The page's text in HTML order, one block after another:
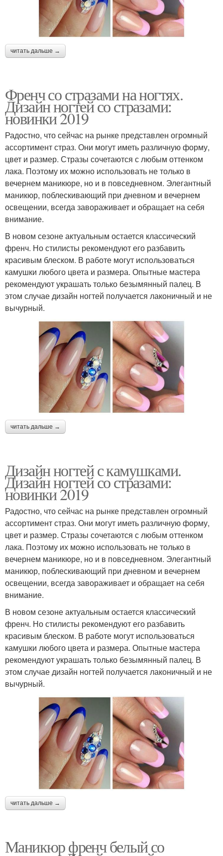
читать дальше →
Френч со стразами на ногтях.
Дизайн ногтей со стразами:
новинки 2019
Радостно, что сейчас на рынке представлен огромный
ассортимент страз. Они могут иметь различную форму,
цвет и размер. Стразы сочетаются с любым оттенком
лака. Поэтому их можно использовать не только в
вечернем маникюре, но и в повседневном. Элегантный
маникюр, поблескивающий при дневном и вечернем
освещении, всегда завораживает и обращает на себя
внимание.
В новом сезоне актуальным остается классический
френч. Но стилисты рекомендуют его разбавить
красивым блеском. В работе могут использоваться
камушки любого цвета и размера. Опытные мастера
рекомендуют украшать только безымянный палец. В
этом случае дизайн ногтей получается лаконичный и не
вычурный.
читать дальше →
Дизайн ногтей с камушками.
Дизайн ногтей со стразами:
новинки 2019
Радостно, что сейчас на рынке представлен огромный
ассортимент страз. Они могут иметь различную форму,
цвет и размер. Стразы сочетаются с любым оттенком
лака. Поэтому их можно использовать не только в
вечернем маникюре, но и в повседневном. Элегантный
маникюр, поблескивающий при дневном и вечернем
освещении, всегда завораживает и обращает на себя
внимание.
В новом сезоне актуальным остается классический
френч. Но стилисты рекомендуют его разбавить
красивым блеском. В работе могут использоваться
камушки любого цвета и размера. Опытные мастера
рекомендуют украшать только безымянный палец. В
этом случае дизайн ногтей получается лаконичный и не
вычурный.
читать дальше →
Маникюр френч белый со